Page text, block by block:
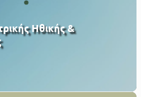
Ηθικής &